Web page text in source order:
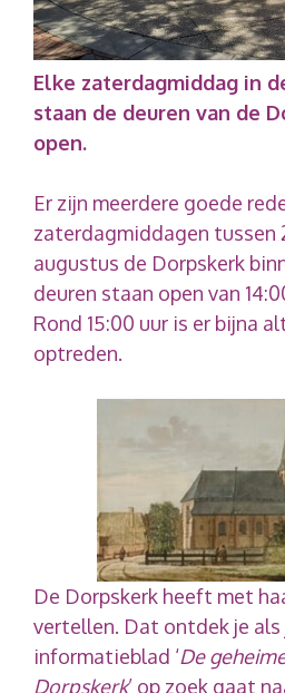
Elke zaterdagmiddag in
staan de deuren van de
open.
Er zijn meerdere goede
zaterdagmiddagen tussen
augustus de Dorpskerk
deuren staan open van
Rond 15:00 uur is er bijna
optreden.
De Dorpskerk heeft met
vertellen. Dat ontdek je
informatieblad ‘De
Dorpskerk’ op zoek gaat